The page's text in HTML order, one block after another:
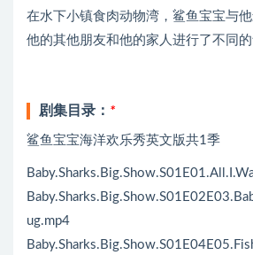
在水下小镇食肉动物湾，鲨鱼宝宝与他
他的其他朋友和他的家人进行了不同的
剧集目录： *
鲨鱼宝宝海洋欢乐秀英文版共1季
ug.mp4